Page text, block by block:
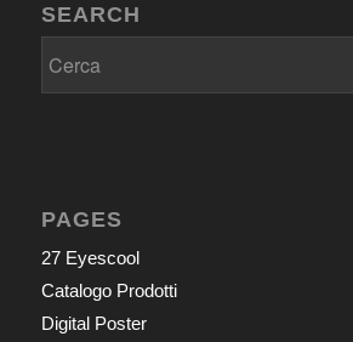
SEARCH
PAGES
27 Eyescool
Catalogo Prodotti
Digital Poster